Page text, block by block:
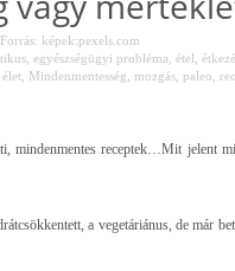
Forrás: képek:pexels.com
egyészségügyi probléma étel
Mindenmentesség mozgás paleo
mindenmentes receptek…Mit jelent
a vegetáriánus, de már